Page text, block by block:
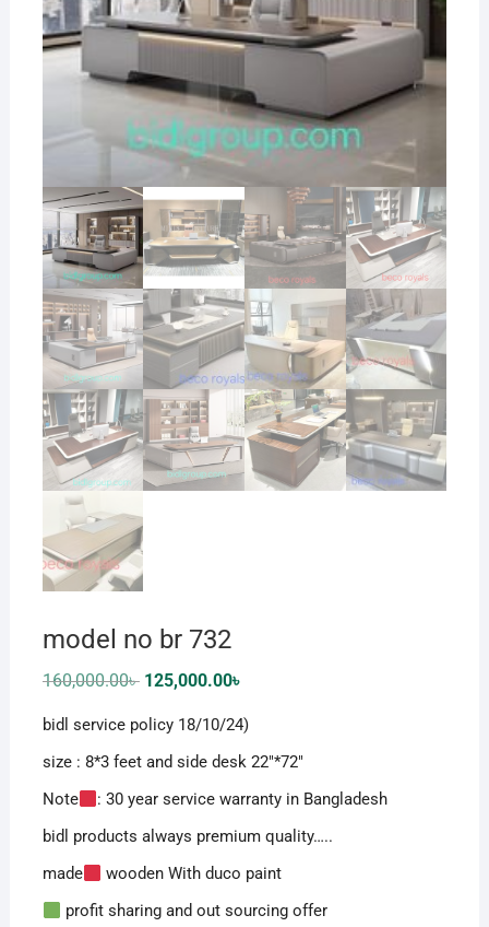
model no br 732
160,000.00৳ Original
price
160,000.00৳ .
125,000.00৳
125,000.00৳ .
bidl service policy 18/10/24)
size : 8*3 feet and side desk 22″*72″
Note
: 30 year service warranty in Bangladesh
bidl products always premium quality…..
made
wooden With duco paint
profit sharing and out sourcing offer